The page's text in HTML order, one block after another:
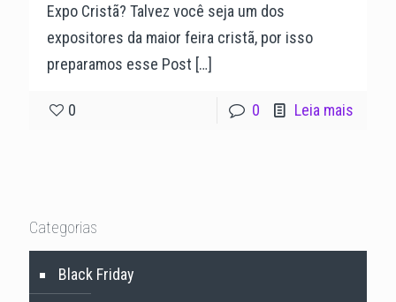
Expo Cristã? Talvez você seja um dos
expositores da maior feira cristã, por isso
preparamos esse Post […]
0 0 Leia mais
Categorias
Black Friday